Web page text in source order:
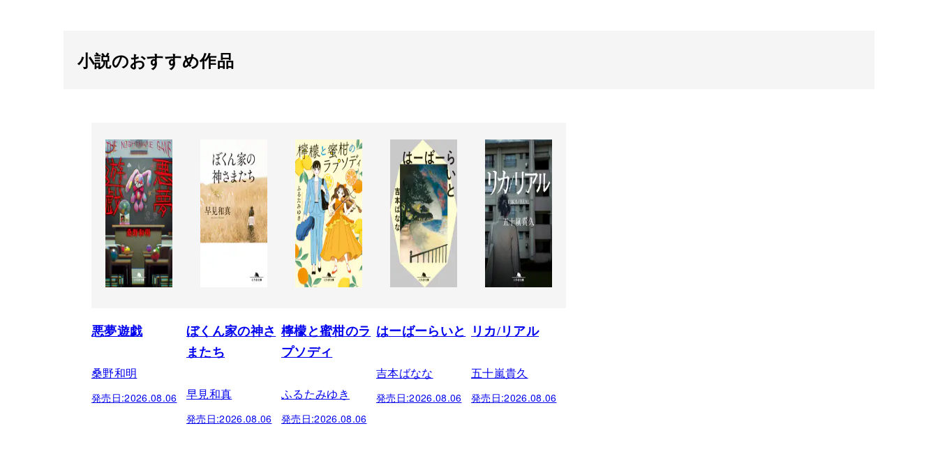
小説のおすすめ作品
悪夢遊戯
桑野和明
発売日:2026.08.06
ぼくん家の神さ
またち
早見和真
発売日:2026.08.06
檸檬と蜜柑のラ
プソディ
ふるたみゆき
発売日:2026.08.06
はーばーらいと
吉本ばなな
発売日:2026.08.06
リカ/リアル
五十嵐貴久
発売日:2026.08.06